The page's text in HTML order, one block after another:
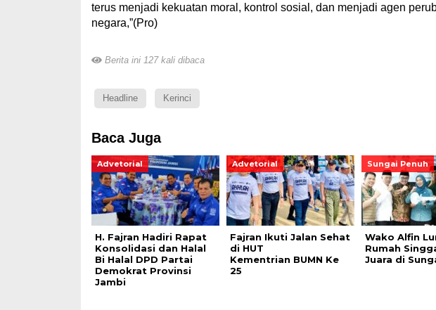
terus menjadi kekuatan moral, kontrol sosial, dan menjadi agen
negara,”(Pro)
Berita ini 127 kali dibaca
Headline Kerinci
Baca Juga
Advetorial
H. Fajran Hadiri Rapat
Konsolidasi dan Halal
Bi Halal DPD Partai
Demokrat Provinsi
Jambi
Advetorial
Fajran Ikuti Jalan Sehat
di HUT
Kementrian BUMN Ke
25
Sungai Penuh
Wako Alfin
Rumah
Juara di